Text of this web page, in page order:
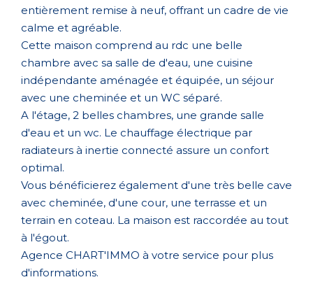
entièrement remise à neuf, offrant un cadre de vie
calme et agréable.
Cette maison comprend au rdc une belle
chambre avec sa salle de d'eau, une cuisine
indépendante aménagée et équipée, un séjour
avec une cheminée et un WC séparé.
A l'étage, 2 belles chambres, une grande salle
d'eau et un wc. Le chauffage électrique par
radiateurs à inertie connecté assure un confort
optimal.
Vous bénéficierez également d'une très belle cave
avec cheminée, d'une cour, une terrasse et un
terrain en coteau. La maison est raccordée au tout
à l'égout.
Agence CHART'IMMO à votre service pour plus
d'informations.